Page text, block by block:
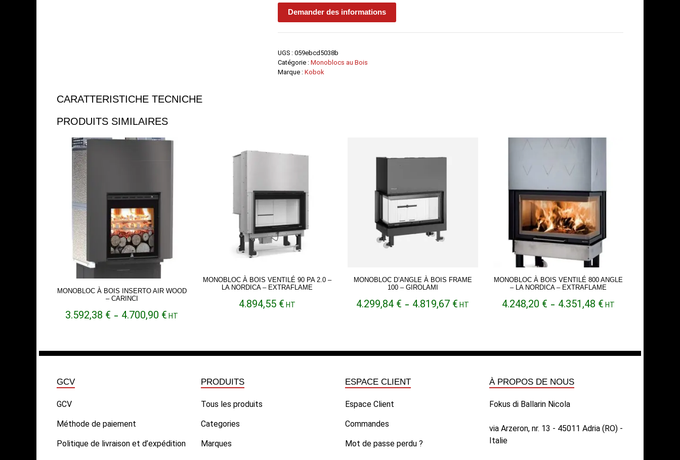
Naturelle
-
Kobok
Demander des informations
UGS : 059ebcd5038b
Catégorie : Monoblocs au Bois
Marque : Kobok
CARATTERISTICHE TECNICHE
PRODUITS SIMILAIRES
MONOBLOC À BOIS INSERTO AIR WOOD
– CARINCI
3.592,38 € – 4.700,90 € Plage
à
HT
MONOBLOC À BOIS VENTILÉ 90 PA 2.0 –
LA NORDICA – EXTRAFLAME
4.894,55 € HT
MONOBLOC D’ANGLE À BOIS FRAME
100 – GIROLAMI
4.299,84 € – 4.819,67 € Plage
4.819,67 €
HT
MONOBLOC À BOIS VENTILÉ 800 ANGLE
– LA NORDICA – EXTRAFLAME
4.248,20 € – 4.351,48 €Plage
4.351,48 €
HT
GCV
GCV
Méthode de paiement
Politique de livraison et d’expédition
PRODUITS
Tous les produits
Categories
Marques
ESPACE CLIENT
Espace Client
Commandes
Mot de passe perdu ?
À PROPOS DE NOUS
Fokus di Ballarin Nicola
via Arzeron, nr. 13 - 45011 Adria (RO) -
Italie